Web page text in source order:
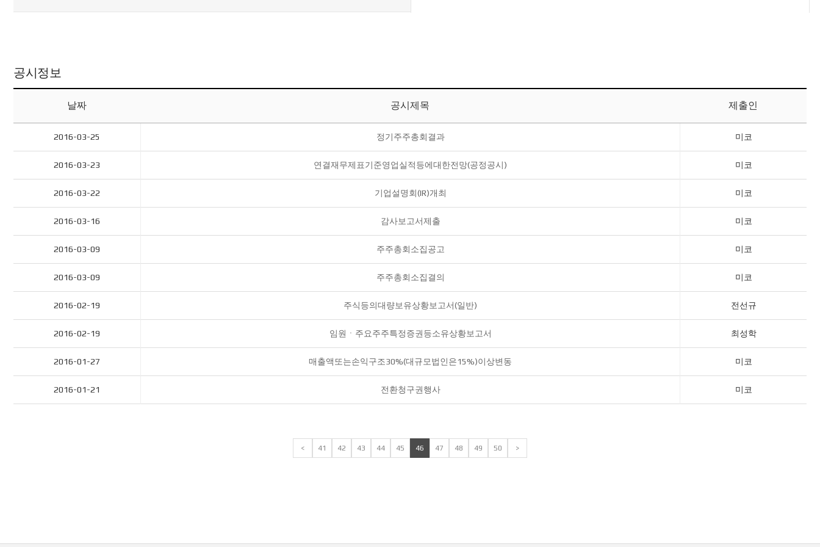
공시정보
날짜 공시제목 제출인
2016-03-25 정기주주총회결과 미코
2016-03-23 연결재무제표기준영업실적등에대한전망(공정공시) 미코
2016-03-22 기업설명회(IR)개최 미코
2016-03-16 감사보고서제출 미코
2016-03-09 주주총회소집공고 미코
2016-03-09 주주총회소집결의 미코
2016-02-19 주식등의대량보유상황보고서(일반) 전선규
2016-02-19 임원ㆍ주요주주특정증권등소유상황보고서 최성학
2016-01-27 매출액또는손익구조30%(대규모법인은15%)이상변동 미코
2016-01-21 전환청구권행사 미코
< 41 42 43 44 45 46 47 48 49 50 >